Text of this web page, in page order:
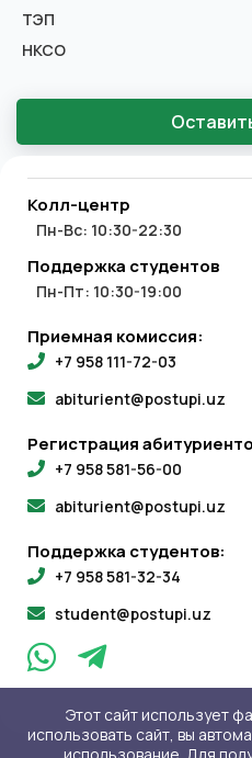
ТЭП
НКСО
Колл-центр
Пн-Вс: 10:30-22:30
Поддержка студентов
Пн-Пт: 10:30-19:00
Приемная комиссия:
+7 958 111-72-03
abiturient@postupi.uz
Регистрация
+7 958 581-56-00
abiturient@postupi.uz
Поддержка студентов:
+7 958 581-32-34
student@postupi.uz
Этот сайт использует
использовать сайт, вы